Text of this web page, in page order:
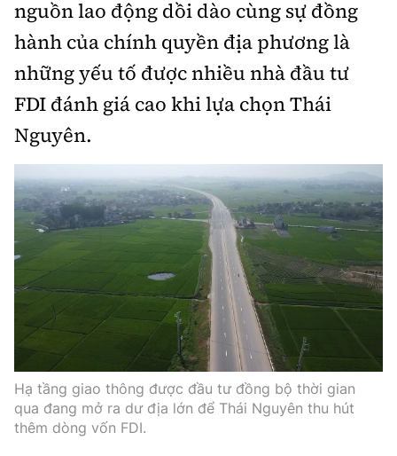
nguồn lao động dồi dào cùng sự đồng
hành của chính quyền địa phương là
những yếu tố được nhiều nhà đầu tư
FDI đánh giá cao khi lựa chọn Thái
Nguyên.
Hạ tầng giao thông được đầu tư đồng bộ thời gian
qua đang mở ra dư địa lớn để Thái Nguyên thu hút
thêm dòng vốn FDI.